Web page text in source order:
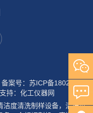
备案号：苏ICP备18029954
持： 化工仪器网
洁度清洗制样设备，清洁度